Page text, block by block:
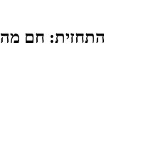
התחזית: חם מהרגיל, 22